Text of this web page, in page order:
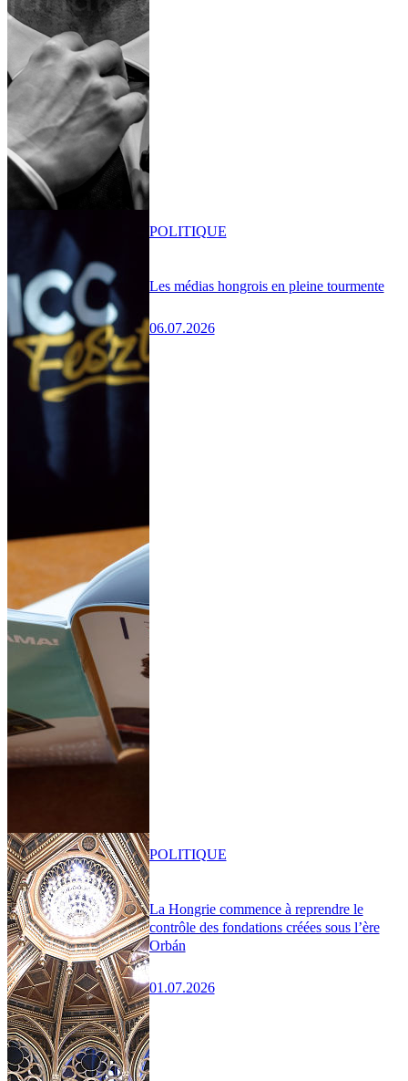
Les médias hongrois en pleine tourmente
06.07.2026
POLITIQUE
La Hongrie commence à reprendre le
contrôle des fondations créées sous l’ère
Orbán
01.07.2026
POLITIQUE